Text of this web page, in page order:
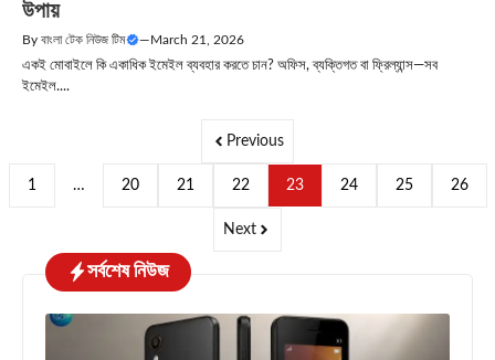
উপায়
By বাংলা টেক নিউজ টিম —March 21, 2026
একই মোবাইলে কি একাধিক ইমেইল ব্যবহার করতে চান? অফিস, ব্যক্তিগত বা ফ্রিল্যান্স—সব
ইমেইল....
Previous
1 … 20 21 22 23 24 25 26
Next
সর্বশেষ নিউজ